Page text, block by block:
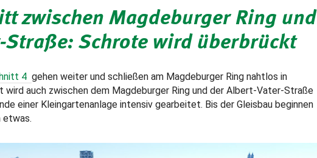
zwischen Magdeburger Ring und
Schrote wird überbrückt
4 gehen weiter und schließen am Magdeburger Ring nahtlos in
wird auch zwischen dem Magdeburger Ring und der Albert-Vater-Straße
einer Kleingartenanlage intensiv gearbeitet. Bis der Gleisbau beginnen
etwas.